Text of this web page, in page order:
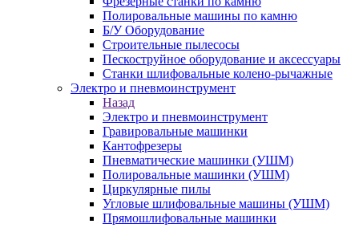
Полировальные машины по камню
Б/У Оборудование
Строительные пылесосы
Пескоструйное оборудование и аксессуары
Станки шлифовальные колено-рычажные
Электро и пневмоинструмент
Назад
Электро и пневмоинструмент
Гравировальные машинки
Кантофрезеры
Пневматические машинки (УШМ)
Полировальные машинки (УШМ)
Циркулярные пилы
Угловые шлифовальные машины (УШМ)
Прямошлифовальные машинки